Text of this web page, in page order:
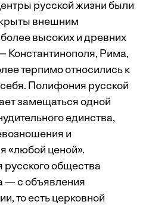
русской жизни были
внешним
высоких и древних
Константинополя, Рима,
терпимо относились к
Полифония русской
замещаться одной
единства,
и
«любой ценой».
общества
— с объявления
то есть церковной